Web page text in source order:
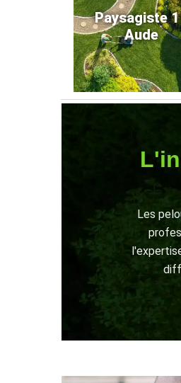
Paysagiste
Aude
Les